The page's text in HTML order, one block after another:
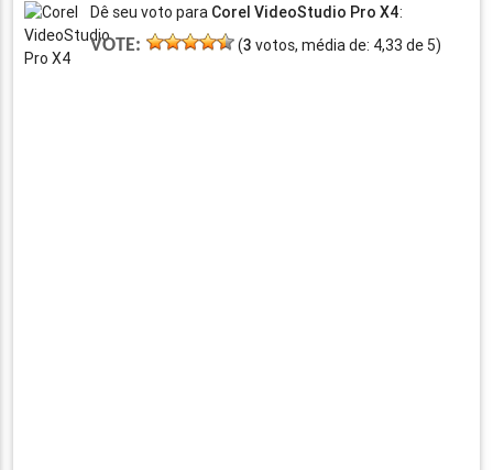
Dê seu voto para Corel VideoStudio Pro X4:
VOTE: (3 votos, média de: 4,33 de 5)